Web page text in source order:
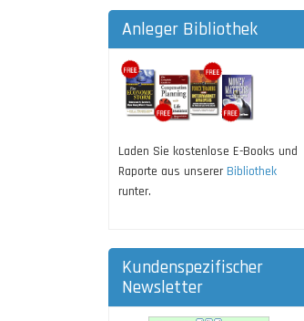
Anleger Bibliothek
Laden Sie kostenlose E-Books und
Raporte aus unserer Bibliothek
runter.
Kundenspezifischer
Newsletter